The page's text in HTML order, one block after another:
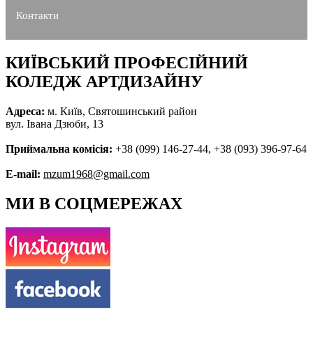
Контакти
КИЇВСЬКИЙ ПРОФЕСІЙНИЙ
КОЛЕДЖ АРТДИЗАЙНУ
Адреса: м. Київ, Святошинський район
вул. Івана Дзюби, 13
Приймальна комісія: +38 (099) 146-27-44, +38 (093) 396-97-64
E-mail: mzum1968@gmail.com
МИ В СОЦМЕРЕЖАХ